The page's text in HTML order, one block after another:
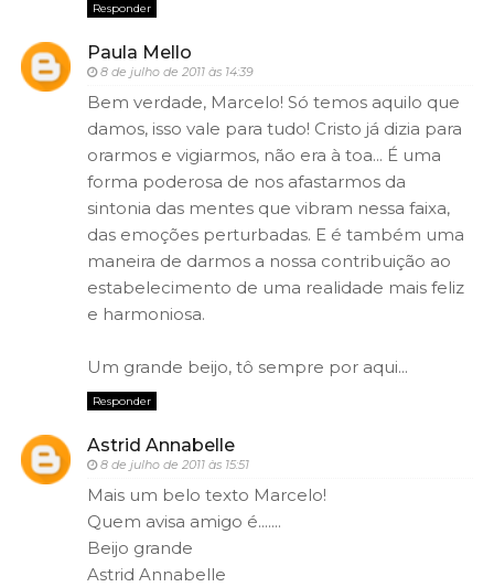
Responder
Paula Mello
8 de julho de 2011 às 14:39
Bem verdade, Marcelo! Só temos aquilo que
damos, isso vale para tudo! Cristo já dizia para
orarmos e vigiarmos, não era à toa... É uma
forma poderosa de nos afastarmos da
sintonia das mentes que vibram nessa faixa,
das emoções perturbadas. E é também uma
maneira de darmos a nossa contribuição ao
estabelecimento de uma realidade mais feliz
e harmoniosa.
Um grande beijo, tô sempre por aqui...
Responder
Astrid Annabelle
8 de julho de 2011 às 15:51
Mais um belo texto Marcelo!
Quem avisa amigo é.......
Beijo grande
Astrid Annabelle